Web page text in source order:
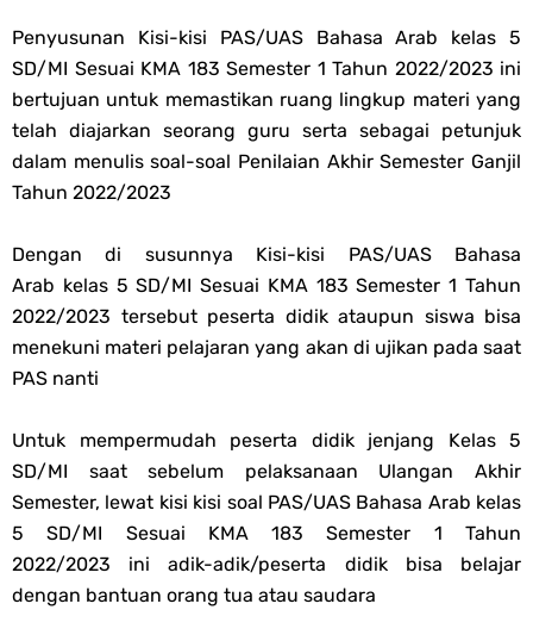
Akhlak PPG 2025
Jawaban Tugas Mandiri Dan Tugas Refleksi Modul Pedagogik Al-
Soal OMI Geografi Terintegrasi Jenjang MA
Soal OMI Ekonomi Terintegrasi Jenjang MA
Soal OMI KIMIA Terintegrasi Jenjang MA
Dan MA Tahun 2026
Friday, 7 August
Penyusunan Kisi-kisi PAS/UAS Bahasa Arab kelas 5
SD/MI Sesuai KMA 183 Semester 1 Tahun 2022/2023 ini
bertujuan untuk memastikan ruang lingkup materi yang
telah diajarkan seorang guru serta sebagai petunjuk
dalam menulis soal-soal Penilaian Akhir Semester Ganjil
Tahun 2022/2023
Dengan di susunnya Kisi-kisi PAS/UAS Bahasa
Arab kelas 5 SD/MI Sesuai KMA 183 Semester 1 Tahun
2022/2023 tersebut peserta didik ataupun siswa bisa
menekuni materi pelajaran yang akan di ujikan pada saat
PAS nanti
Untuk mempermudah peserta didik jenjang Kelas 5
SD/MI saat sebelum pelaksanaan Ulangan Akhir
Semester, lewat kisi kisi soal PAS/UAS Bahasa Arab kelas
5 SD/MI Sesuai KMA 183 Semester 1 Tahun
2022/2023 ini adik-adik/peserta didik bisa belajar
dengan bantuan orang tua atau saudara